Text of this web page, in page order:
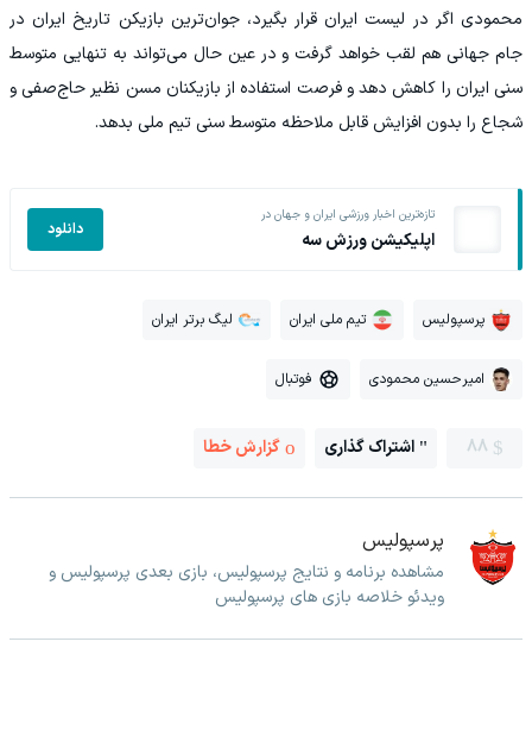
محمودی اگر در لیست ایران قرار بگیرد، جوان‌ترین بازیکن تاریخ ایران در
جام جهانی هم لقب خواهد گرفت و در عین حال می‌تواند به تنهایی متوسط
سنی ایران را کاهش دهد و فرصت استفاده از بازیکنان مسن‌ نظیر حاج‌صفی و
شجاع را بدون افزایش قابل ملاحظه متوسط سنی تیم ملی بدهد.
تازه‌ترین اخبار ورزشی ایران و جهان در
اپلیکیشن ورزش سه دانلود
پرسپولیس تیم ملی ایران لیگ برتر ایران
امیرحسین محمودی فوتبال
88 اشتراک گذاری گزارش خطا
پرسپولیس
مشاهده برنامه و نتایج پرسپولیس، بازی بعدی پرسپولیس و
ویدئو خلاصه بازی های پرسپولیس